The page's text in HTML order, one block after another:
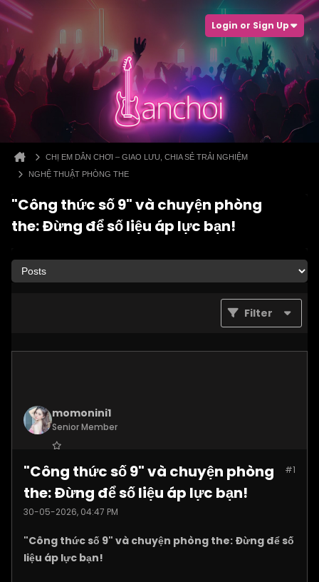
Login or Sign Up
CHỊ EM DÂN CHƠI – GIAO LƯU, CHIA SẺ TRẢI NGHIỆM
NGHỆ THUẬT PHÒNG THE
"Công thức số 9" và chuyện phòng
the: Đừng để số liệu áp lực bạn!
Filter
momonini1
Senior Member
Posts: 5399 #1
"Công thức số 9" và chuyện phòng
the: Đừng để số liệu áp lực bạn!
30-05-2026, 04:47 PM
"Công thức số 9" và chuyện phòng the: Đừng để số
liệu áp lực bạn!